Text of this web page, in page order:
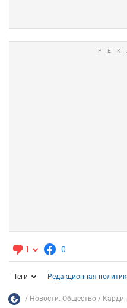
1 0
Теги Редакционная
Новости. Общество